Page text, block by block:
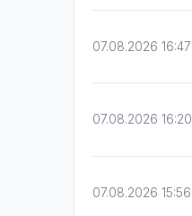
07.08.2026 16:47
07.08.2026 16:20
07.08.2026 15:56